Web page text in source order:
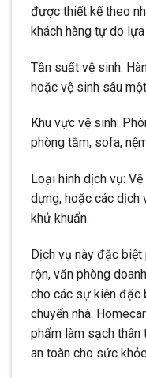
được thiết kế theo
khách hàng tự do lựa
Tần suất vệ sinh:
hoặc vệ sinh sâu
Khu vực vệ sinh:
phòng tắm, sofa,
Loại hình dịch vụ:
dựng, hoặc các dịch
khử khuẩn.
Dịch vụ này đặc
rộn, văn phòng
cho các sự kiện đặc
chuyển nhà.
phẩm làm sạch
an toàn cho sức